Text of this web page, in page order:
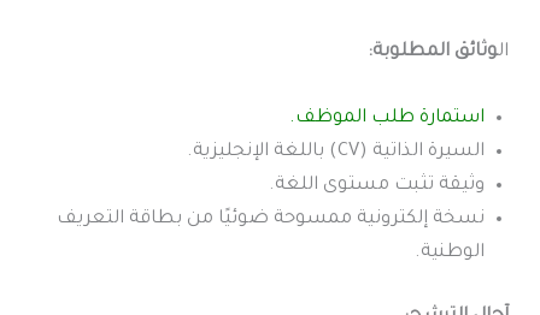
الوثائق المطلوبة:
استمارة طلب الموظف.
السيرة الذاتية (CV) باللغة الإنجليزية.
وثيقة تثبت مستوى اللغة.
نسخة إلكترونية ممسوحة ضوئيًا من بطاقة التعريف
الوطنية.